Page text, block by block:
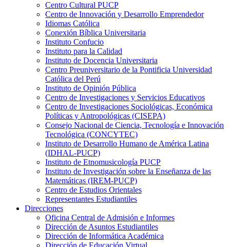
Centro Cultural PUCP
Centro de Innovación y Desarrollo Emprendedor
Idiomas Católica
Conexión Bíblica Universitaria
Instituto Confucio
Instituto para la Calidad
Instituto de Docencia Universitaria
Centro Preuniversitario de la Pontificia Universidad
Católica del Perú
Instituto de Opinión Pública
Centro de Investigaciones y Servicios Educativos
Centro de Investigaciones Sociológicas, Económica
Políticas y Antropológicas (CISEPA)
Consejo Nacional de Ciencia, Tecnología e Innovación
Tecnológica (CONCYTEC)
Instituto de Desarrollo Humano de América Latina
(IDHAL-PUCP)
Instituto de Etnomusicología PUCP
Instituto de Investigación sobre la Enseñanza de las
Matemáticas (IREM-PUCP)
Centro de Estudios Orientales
Representantes Estudiantiles
Direcciones
Oficina Central de Admisión e Informes
Dirección de Asuntos Estudiantiles
Dirección de Informática Académica
Dirección de Educación Virtual